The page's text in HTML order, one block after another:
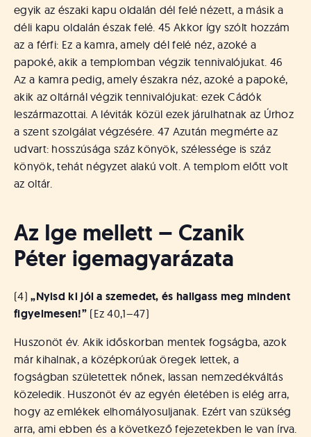
egyik az északi kapu oldalán dél felé nézett, a másik a
déli kapu oldalán észak felé. 45 Akkor így szólt hozzám
az a férfi: Ez a kamra, amely dél felé néz, azoké a
papoké, akik a templomban végzik tennivalójukat. 46
Az a kamra pedig, amely északra néz, azoké a papoké,
akik az oltárnál végzik tennivalójukat: ezek Cádók
leszármazottai. A léviták közül ezek járulhatnak az Úrhoz
a szent szolgálat végzésére. 47 Azután megmérte az
udvart: hosszúsága száz könyök, szélessége is száz
könyök, tehát négyzet alakú volt. A templom előtt volt
az oltár.
Az Ige mellett – Czanik
Péter igemagyarázata
(4)„Nyisd ki jól a szemedet, és hallgass meg mindent
figyelmesen!”(Ez 40,1–47)
Huszonöt év. Akik időskorban mentek fogságba, azok
már kihalnak, a középkorúak öregek lettek, a
fogságban születettek nőnek, lassan nemzedékváltás
közeledik. Huszonöt év az egyén életében is elég arra,
hogy az emlékek elhomályosuljanak. Ezért van szükség
arra, ami ebben és a következő fejezetekben le van írva.